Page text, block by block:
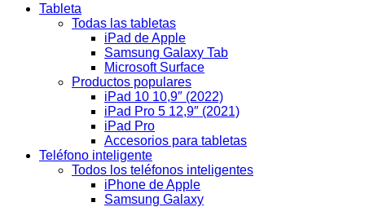
Tableta
Todas las tabletas
iPad de Apple
Samsung Galaxy Tab
Microsoft Surface
Productos populares
iPad 10 10,9″ (2022)
iPad Pro 5 12,9″ (2021)
iPad Pro
Accesorios para tabletas
Teléfono inteligente
Todos los teléfonos inteligentes
iPhone de Apple
Samsung Galaxy